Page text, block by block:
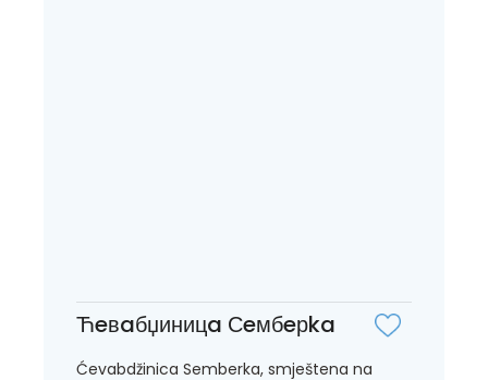
Ћeвaбџиницa Сeмбeрka
Ćevabdžinica Semberka, smještena na